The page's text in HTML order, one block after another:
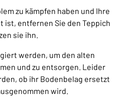
zu kämpfen haben und Ihre
entfernen Sie den Teppich
sie ihn.
werden, um den alten
und zu entsorgen. Leider
ob ihr Bodenbelag ersetzt
wird.